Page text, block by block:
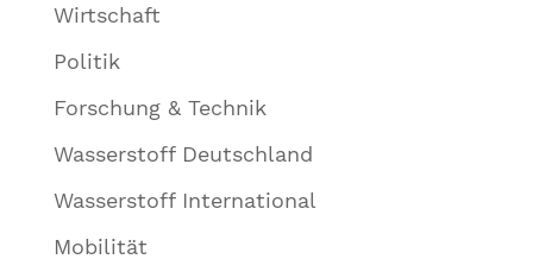
Wirtschaft
Politik
Forschung & Technik
Wasserstoff Deutschland
Wasserstoff International
Mobilität